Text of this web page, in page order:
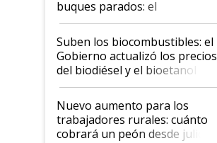
buques parados: el
funcionamiento de las
exportadoras en tensión tras
la medida de fuerza de los
prácticos
Suben los biocombustibles: el
Gobierno actualizó los precios
del biodiésel y el bioetanol
Nuevo aumento para los
trabajadores rurales: cuánto
cobrará un peón desde julio